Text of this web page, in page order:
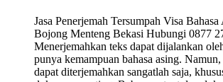
Jasa Penerjemah Tersumpah Visa
Bojong Menteng Bekasi Hubungi 0877
Menerjemahkan teks dapat dijalankan
punya kemampuan bahasa asing.
dapat diterjemahkan sangatlah saja,